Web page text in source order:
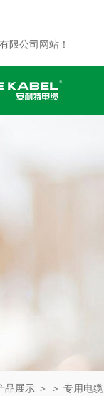
限公司网站！
品展示 ＞ ＞ 专用电缆